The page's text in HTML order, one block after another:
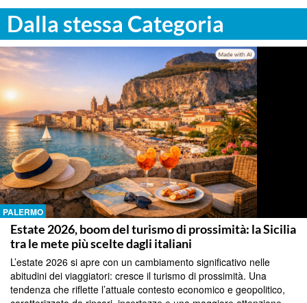
Dalla stessa Categoria
PALERMO
Estate 2026, boom del turismo di prossimità: la Sicilia
tra le mete più scelte dagli italiani
L’estate 2026 si apre con un cambiamento significativo nelle
abitudini dei viaggiatori: cresce il turismo di prossimità. Una
tendenza che riflette l’attuale contesto economico e geopolitico,